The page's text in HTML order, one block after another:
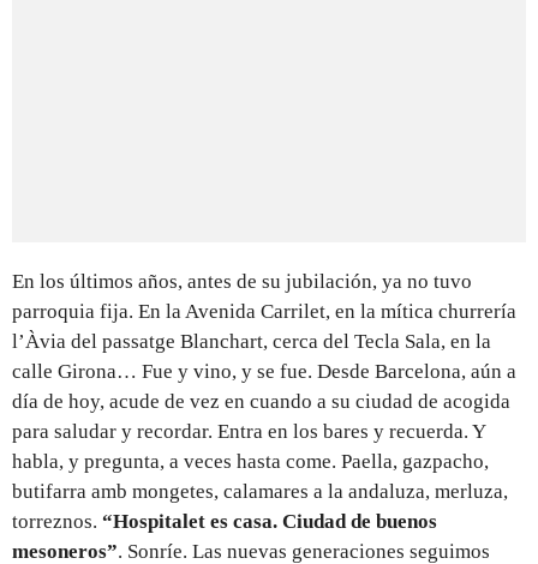
En los últimos años, antes de su jubilación, ya no tuvo
parroquia fija. En la Avenida Carrilet, en la mítica churrería
l’Àvia del passatge Blanchart, cerca del Tecla Sala, en la
calle Girona… Fue y vino, y se fue. Desde Barcelona, aún a
día de hoy, acude de vez en cuando a su ciudad de acogida
para saludar y recordar. Entra en los bares y recuerda. Y
habla, y pregunta, a veces hasta come. Paella, gazpacho,
butifarra amb mongetes, calamares a la andaluza, merluza,
torreznos. “Hospitalet es casa. Ciudad de buenos
mesoneros”. Sonríe. Las nuevas generaciones seguimos